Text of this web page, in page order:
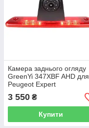
Камера заднього огляду
GreenYi 347XBF AHD для
Peugeot Expert
3 550 ₴
Купити